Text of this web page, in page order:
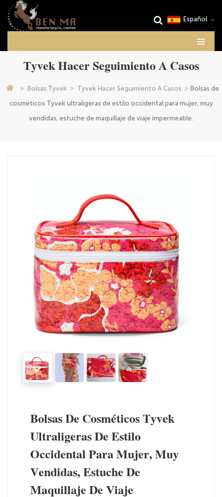
Español
Tyvek Hacer Seguimiento A Casos
Bolsas Tyvek Tyvek Hacer Seguimiento A Casos
Bolsas de
cosméticos Tyvek ultraligeras de estilo occidental para mujer, muy
vendidas, estuche de maquillaje de viaje impermeable.
Bolsas De Cosméticos Tyvek
Ultraligeras De Estilo
Occidental Para Mujer, Muy
Vendidas, Estuche De
Maquillaje De Viaje